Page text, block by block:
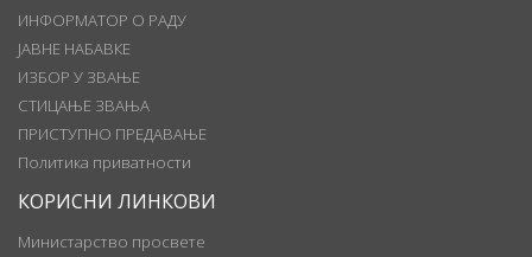
ИНФОРМАТОР О РАДУ
ЈАВНЕ НАБАВКЕ
ИЗБОР У ЗВАЊЕ
СТИЦАЊЕ ЗВАЊА
ПРИСТУПНО ПРЕДАВАЊЕ
Политика приватности
КОРИСНИ ЛИНКОВИ
Министарство просвете